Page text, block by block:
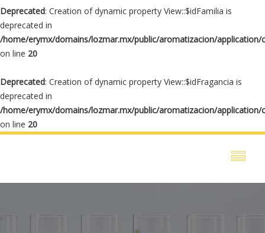
Deprecated: Creation of dynamic property View::$idFamilia is
deprecated in
/home/erymx/domains/lozmar.mx/public/aromatizacion/application/
on line 20
Deprecated: Creation of dynamic property View::$idFragancia is
deprecated in
/home/erymx/domains/lozmar.mx/public/aromatizacion/application/
on line 20